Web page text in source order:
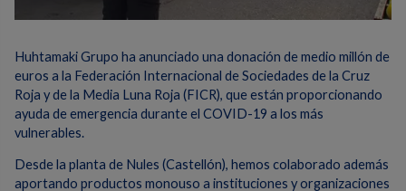
Huhtamaki Grupo ha anunciado una donación de medio millón de
euros a la Federación Internacional de Sociedades de la Cruz
Roja y de la Media Luna Roja (FICR), que están proporcionando
ayuda de emergencia durante el COVID-19 a los más
vulnerables.
Desde la planta de Nules (Castellón), hemos colaborado además
aportando productos monouso a instituciones y organizaciones